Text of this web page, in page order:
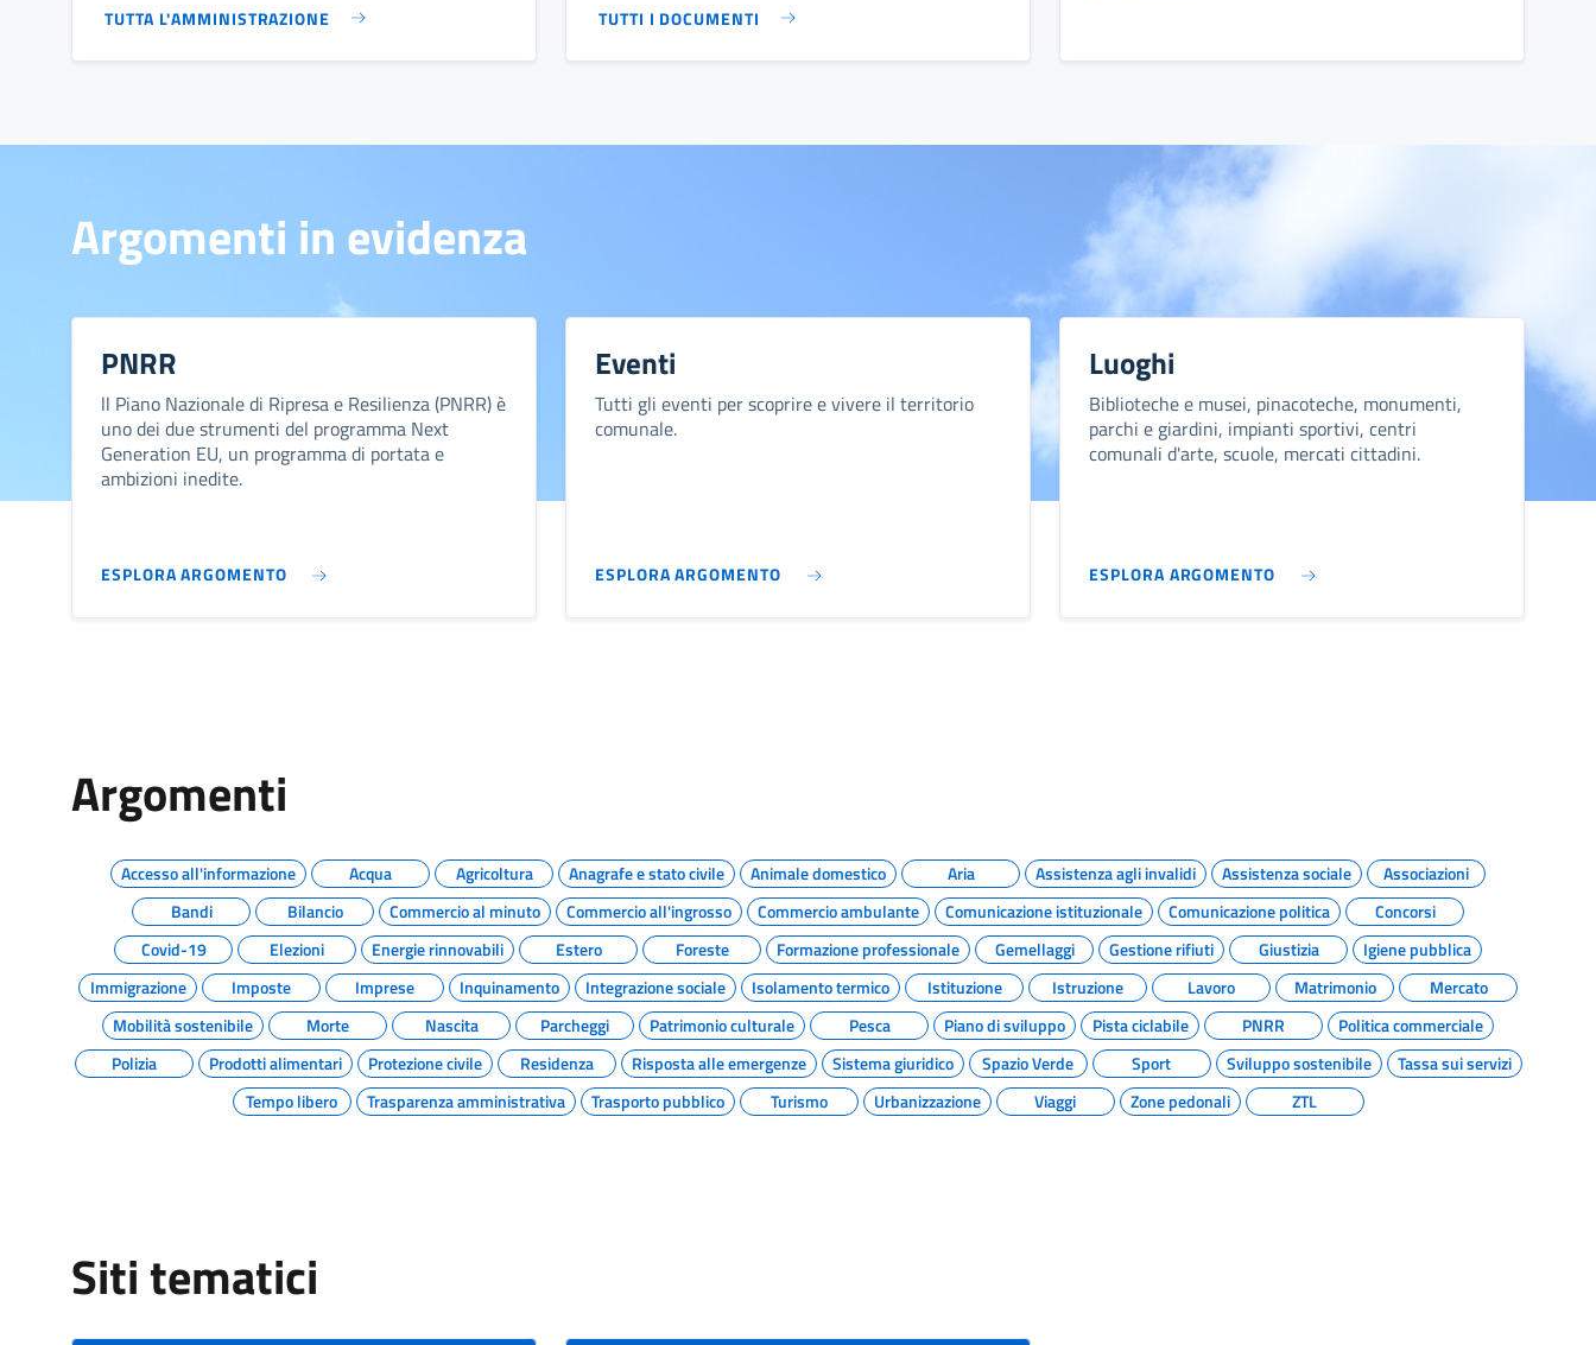
TUTTA L'AMMINISTRAZIONE TUTTI I DOCUMENTI
Argomenti in evidenza
PNRR
ll Piano Nazionale di Ripresa e Resilienza (PNRR) è
uno dei due strumenti del programma Next
Generation EU, un programma di portata e
ambizioni inedite.
ESPLORA ARGOMENTO
Eventi
Tutti gli eventi per scoprire e vivere il territorio
comunale.
ESPLORA ARGOMENTO
Luoghi
Biblioteche e musei, pinacoteche, monumenti,
parchi e giardini, impianti sportivi, centri
comunali d'arte, scuole, mercati cittadini.
ESPLORA ARGOMENTO
Argomenti
Accesso all'informazione Acqua Agricoltura Anagrafe e stato civile Animale domestico Aria Assistenza agli invalidi Assistenza sociale
Associazioni
Bandi
Bilancio Commercio al minuto Commercio all'ingrosso Commercio ambulante Comunicazione istituzionale Comunicazione politica
Concorsi
Covid-19
Elezioni Energie rinnovabili Estero Foreste Formazione professionale Gemellaggi Gestione rifiuti Giustizia
Igiene pubblica
Immigrazione
Imposte Imprese Inquinamento Integrazione sociale Isolamento termico Istituzione Istruzione Lavoro Matrimonio
Mercato
Mobilità sostenibile
Morte Nascita Parcheggi Patrimonio culturale Pesca Piano di sviluppo Pista ciclabile PNRR
Politica commerciale
Polizia
Prodotti alimentari Protezione civile Residenza Risposta alle emergenze Sistema giuridico Spazio Verde Sport Sviluppo sostenibile
Tassa sui servizi
Tempo libero
Trasparenza amministrativa Trasporto pubblico Turismo Urbanizzazione Viaggi Zone pedonali ZTL
Siti tematici